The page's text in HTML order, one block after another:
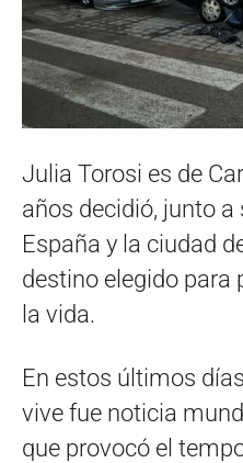
Julia Torosi es de
años decidió, junto a
España y la ciudad
destino elegido para
la vida.
En estos últimos
vive fue noticia
que provocó el